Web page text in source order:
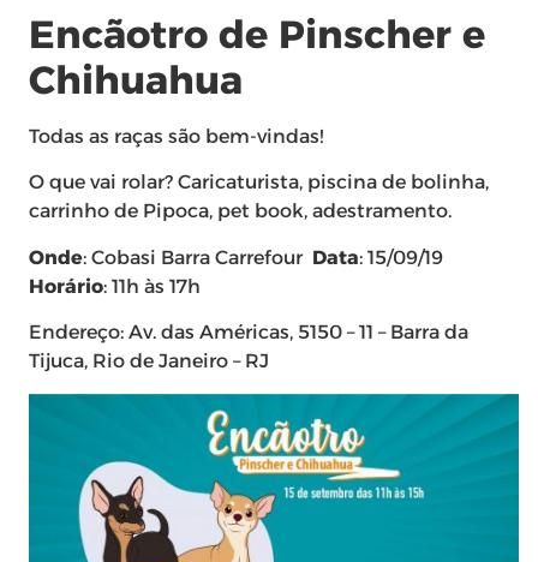
Encãotro de Pinscher e
Chihuahua
Todas as raças são bem-vindas!
O que vai rolar? Caricaturista, piscina de bolinha,
carrinho de Pipoca, pet book, adestramento.
Onde: Cobasi Barra Carrefour Data: 15/09/19
Horário: 11h às 17h
Endereço: Av. das Américas, 5150 – 11 – Barra da
Tijuca, Rio de Janeiro – RJ